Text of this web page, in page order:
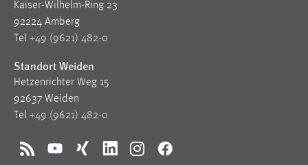
Kaiser-Wilhelm-Ring 23
92224 Amberg
Tel +49 (9621) 482-0
Standort Weiden
Hetzenrichter Weg 15
92637 Weiden
Tel +49 (9621) 482-0
RSS YouTubeXing LinkedInInstagramFacebook
Zweck:
Zugriffsstatistik
Cookie Laufzeit:
Max. 13 Monate
MARKETING
Marketing Cookies werden von Drittanbietern